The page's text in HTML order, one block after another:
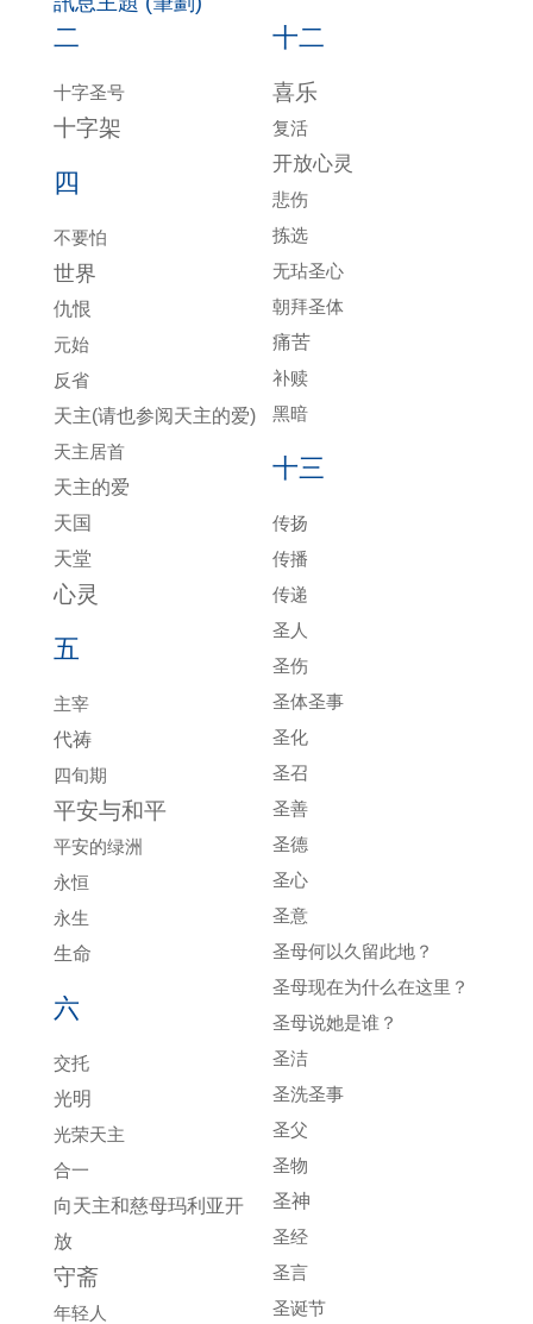
二
十字圣号
十字架
四
不要怕
世界
仇恨
元始
反省
天主(请也参阅天主的爱)
天主居首
天主的爱
天国
天堂
心灵
五
主宰
代祷
四旬期
平安与和平
平安的绿洲
永恒
永生
生命
六
交托
光明
光荣天主
合一
向天主和慈母玛利亚开
放
守斋
年轻人
十二
喜乐
复活
开放心灵
悲伤
拣选
无玷圣心
朝拜圣体
痛苦
补赎
黑暗
十三
传扬
传播
传递
圣人
圣伤
圣体圣事
圣化
圣召
圣善
圣德
圣心
圣意
圣母何以久留此地？
圣母现在为什么在这里？
圣母说她是谁？
圣洁
圣洗圣事
圣父
圣物
圣神
圣经
圣言
圣诞节